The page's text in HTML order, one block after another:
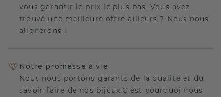
vous garantir le prix le plus bas. Vous avez
trouvé une meilleure offre ailleurs ? Nous nous
alignerons !
Notre promesse à vie
Nous nous portons garants de la qualité et du
savoir-faire de nos bijoux.C'est pourquoi nous